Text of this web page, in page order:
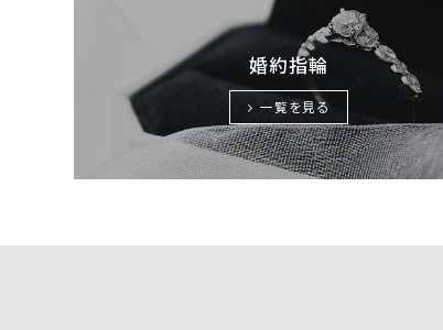
婚約指輪
一覧を見る